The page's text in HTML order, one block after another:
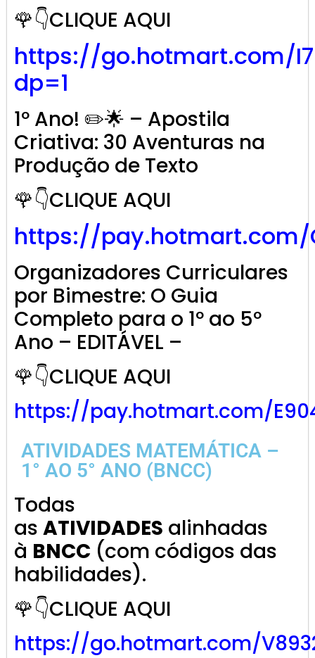
🌹👇CLIQUE AQUI
https://go.hotmart.com/
dp=1
1º Ano! ✏️🌟 – Apostila
Criativa: 30 Aventuras na
Produção de Texto
🌹👇CLIQUE AQUI
https://pay.hotmart.com/
Organizadores Curriculares
por Bimestre: O Guia
Completo para o 1º ao 5º
Ano – EDITÁVEL –
🌹👇CLIQUE AQUI
https://pay.hotmart.com/
ATIVIDADES MATEMÁTICA –
1° AO 5° ANO (BNCC)
Todas
as ATIVIDADES alinhadas
à BNCC (com códigos das
habilidades).
🌹👇CLIQUE AQUI
https://go.hotmart.com/